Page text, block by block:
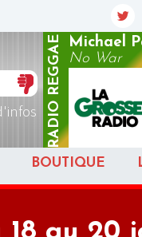
RADIO
REGGAE
Michael
No War
BOUTIQUE